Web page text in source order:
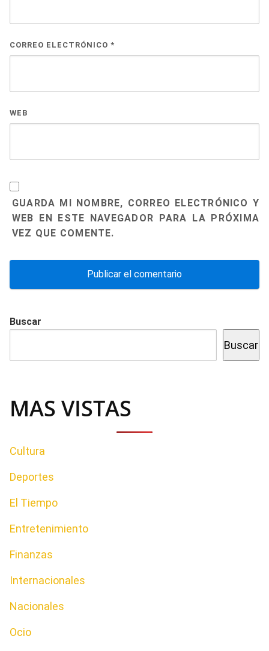
CORREO ELECTRÓNICO *
WEB
GUARDA MI NOMBRE, CORREO ELECTRÓNICO Y
WEB EN ESTE NAVEGADOR PARA LA PRÓXIMA
VEZ QUE COMENTE.
Buscar
Buscar
MAS VISTAS
Cultura
Deportes
El Tiempo
Entretenimiento
Finanzas
Internacionales
Nacionales
Ocio